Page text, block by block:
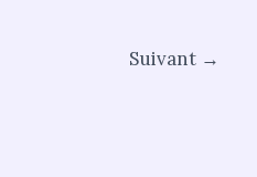
Suivant →